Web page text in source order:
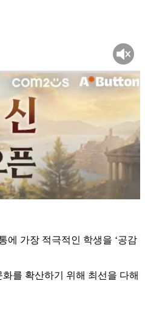
에 가장 적극적인 학생을 ‘공감
를 확산하기 위해 최선을 다해